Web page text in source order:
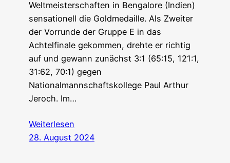
Weltmeisterschaften in Bengalore (Indien)
sensationell die Goldmedaille. Als Zweiter
der Vorrunde der Gruppe E in das
Achtelfinale gekommen, drehte er richtig
auf und gewann zunächst 3:1 (65:15, 121:1,
31:62, 70:1) gegen
Nationalmannschaftskollege Paul Arthur
Jeroch. Im…
Weiterlesen
28. August 2024